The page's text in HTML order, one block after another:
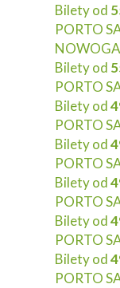
Bilety od
PORTO
Bilety od
PORTO
Bilety od
PORTO
Bilety od
PORTO
Bilety od
PORTO
Bilety od
PORTO
Bilety od
PORTO